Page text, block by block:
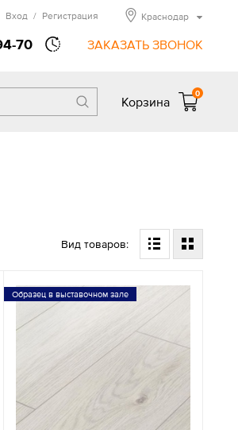
70 ЗАКАЗАТЬ ЗВОНОК
Вход / Регистрация Краснодар
Корзина
0
Вид товаров:
Образец в выставочном зале